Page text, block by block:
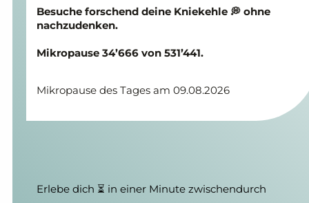
Besuche forschend deine Knie­kehle 💭 ohne
nach­zu­denken.
Mikropause 34’666 von 531’441.
Mikropause des Tages am 09.08.2026
Erlebe dich ⏳ in einer Minute zwischendurch